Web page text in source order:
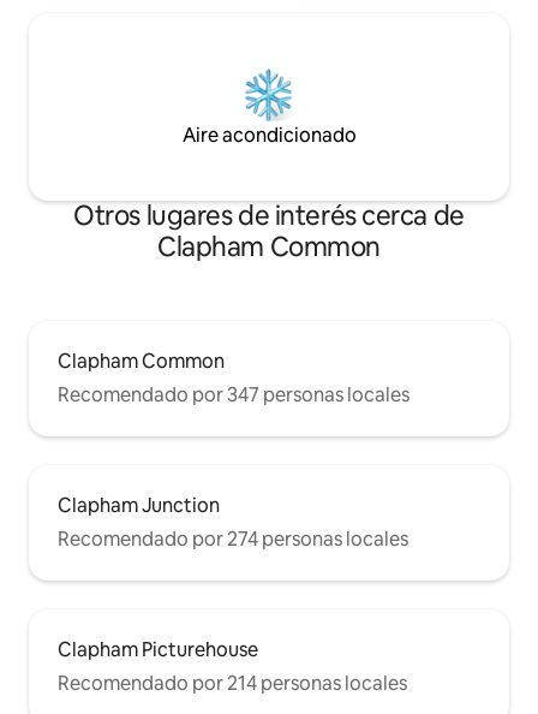
Aire acondicionado
Otros lugares de interés cerca de
Clapham Common
Clapham Common
Recomendado por 347 personas locales
Clapham Junction
Recomendado por 274 personas locales
Clapham Picturehouse
Recomendado por 214 personas locales